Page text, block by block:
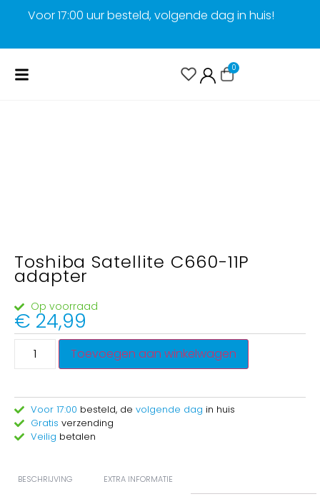
Voor 17:00 uur besteld, volgende dag in huis!
0
Toshiba Satellite C660-11P
adapter
Op voorraad
€ 24,99
Toevoegen aan winkelwagen
Voor 17:00 besteld, de volgende dag in huis
Gratis verzending
Veilig betalen
BESCHRIJVING EXTRA INFORMATIE